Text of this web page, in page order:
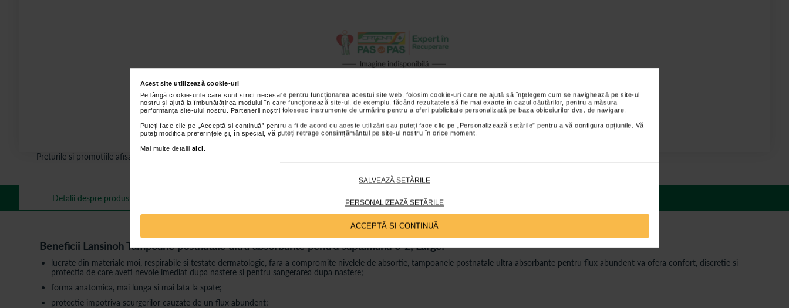
Acest site utilizează cookie-uri
Pe lângă cookie-urile care sunt strict necesare pentru funcționarea acestui site web, folosim cookie-uri care ne ajută să înțelegem cum se navighează pe site-ul
nostru și ajută la îmbunătățirea modului în care funcționează site-ul, de exemplu, făcând rezultatele să fie mai exacte în cazul căutărilor, pentru a măsura
performanța site-ului nostru. Partenerii noștri folosesc instrumente de urmărire pentru a oferi publicitate personalizată pe baza obiceiurilor dvs. de navigare.
Puteți face clic pe „Acceptă si continuă” pentru a fi de acord cu aceste utilizări sau puteți face clic pe „Personalizează setările” pentru a vă configura opțiunile. Vă
puteți modifica preferințele și, în special, vă puteți retrage consimțământul pe site-ul nostru în orice moment.
Mai multe detalii aici
SALVEAZĂ SETĂRILE
PERSONALIZEAZĂ SETĂRILE
ACCEPTĂ SI CONTINUĂ
Preturile si promotiile afisate pe site in dreptul fiecarui produs sunt valabile pentru comenzile efectuate online.
Detalii despre produs
Beneficii Lansinoh Tampoane postnatale ultra absorbante pentru saptamana 0-2, Large:
lucrate din materiale moi, respirabile si testate dermatologic, fara a compromite nivelele de absortie, tampoanele postnatale ultra absorbante pentru flux abundent va ofera confort, discretie si
protectia de care aveti nevoie imediat dupa nastere si pentru sangerarea dupa nastere;
forma anatomica, mai lunga si mai lata la spate;
protectie impotriva scurgerilor cauzate de un flux abundent;
Review-uri